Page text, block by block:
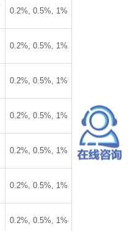
0.2%, 0.5%, 1%
0.2%, 0.5%, 1%
0.2%, 0.5%, 1%
0.2%, 0.5%, 1%
0.2%, 0.5%, 1%
0.2%, 0.5%, 1%
0.2%, 0.5%, 1%